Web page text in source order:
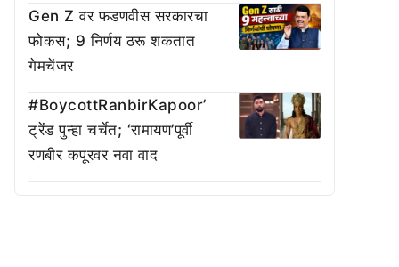
Gen Z वर फडणवीस सरकारचा
फोकस; 9 निर्णय ठरू शकतात
गेमचेंजर
#BoycottRanbirKapoor’
ट्रेंड पुन्हा चर्चेत; ‘रामायण’पूर्वी
रणबीर कपूरवर नवा वाद